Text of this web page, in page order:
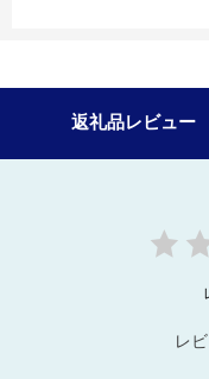
返礼品レビュー
レ